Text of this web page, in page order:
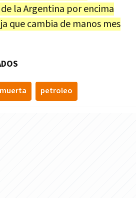
la Argentina por encima
que cambia de manos mes
petroleo